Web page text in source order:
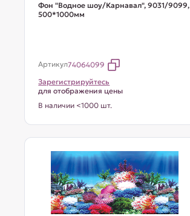
Фон "Водное шоу/Карнавал", 9031/9099,
500*1000мм
Артикул74064099
Зарегистрируйтесь
для отображения цены
В наличии <1000 шт.